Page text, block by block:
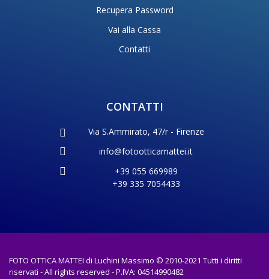
Recupera Password
Vai alla Cassa
Contatti
CONTATTI
Via S.Ammirato, 47/r - Firenze
info@fotootticamattei.it
+39 055 669989
+39 335 7054433
FOTO OTTICA MATTEI di Luchini Massimo © 2010-2021 Tutti i diritti
riservati - All rights reserved - P.IVA: 04514990482